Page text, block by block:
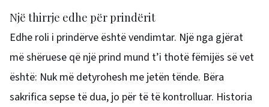
Një thirrje edhe për prindërit
Edhe roli i prindërve është vendimtar. Një nga gjërat
më shëruese që një prind mund t’i thotë fëmijës së vet
është: Nuk më detyrohesh me jetën tënde. Bëra
sakrifica sepse të dua, jo për të të kontrolluar. Historia